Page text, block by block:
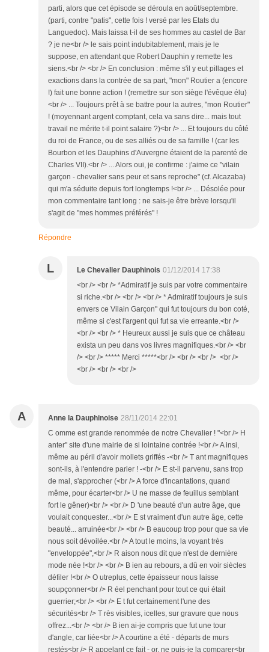
parti, alors que cet épisode se déroula en août/septembre.
(parti, contre "patis", cette fois ! versé par les Etats du
Languedoc). Mais laissa t-il de ses hommes au castel de Bar
? je ne<br /> le sais point indubitablement, mais je le
suppose, en attendant que Robert Dauphin y remette les
siens.<br /> <br /> En conclusion : même s'il y eut pillages et
exactions dans la contrée de sa part, "mon" Routier a (encore
!) fait une bonne action ! (remettre sur son siège l'évêque élu)
<br /> ... Toujours prêt à se battre pour la autres, "mon Routier"
! (moyennant argent comptant, cela va sans dire... mais tout
travail ne mérite t-il point salaire ?)<br /> ... Et toujours du côté
du roi de France, ou de ses alliés ou de sa famille ! (car les
Bourbon et les Dauphins d'Auvergne étaient de la parenté de
Charles VII).<br /> ... Alors oui, je confirme : j'aime ce "vilain
garçon - chevalier sans peur et sans reproche" (cf. Alcazaba)
qui m'a séduite depuis fort longtemps !<br /> ... Désolée pour
mon commentaire tant long : ne sais-je être brève lorsqu'il
s'agit de "mes hommes préférés" !
Répondre
L Le Chevalier Dauphinois 01/12/2014 17:38
<br /> <br /> *Admiratif je suis par votre commentaire
si riche.<br /> <br /> <br /> * Admiratif toujours je suis
envers ce Vilain Garçon" qui fut toujours du bon coté,
même si c'est l'argent qui fut sa vie erreante.<br />
<br /> <br /> * Heureux aussi je suis que ce château
exista un peu dans vos livres magnifiques.<br /> <br
/> <br /> ***** Merci *****<br /> <br /> <br /> <br />
<br /> <br /> <br />
A Anne la Dauphinoise 28/11/2014 22:01
C omme est grande renommée de notre Chevalier ! "<br /> H
anter" site d'une mairie de si lointaine contrée !<br /> A insi,
même au péril d'avoir mollets griffés -<br /> T ant magnifiques
sont-ils, à l'entendre parler ! -<br /> E st-il parvenu, sans trop
de mal, s'approcher (<br /> A force d'incantations, quand
même, pour écarter<br /> U ne masse de feuillus semblant
fort le gêner)<br /> <br /> D 'une beauté d'un autre âge, que
voulait conquester...<br /> E st vraiment d'un autre âge, cette
beauté... arruinée<br /> <br /> B eaucoup trop pour que sa vie
nous soit dévoilée.<br /> A tout le moins, la voyant très
"enveloppée",<br /> R aison nous dit que n'est de dernière
mode née !<br /> <br /> B ien au rebours, a dû en voir siècles
défiler !<br /> O utreplus, cette épaisseur nous laisse
soupçonner<br /> R éel penchant pour tout ce qui était
guerrier;<br /> <br /> E t fut certainement l'une des
sécurités<br /> T rès visibles, icelles, sur gravure que nous
offrez...<br /> <br /> B ien ai-je compris que fut une tour
d'angle, car liée<br /> A courtine a été - départs de murs
restés<br /> R appelant ce fait - or, ne puis-je la comparer<br